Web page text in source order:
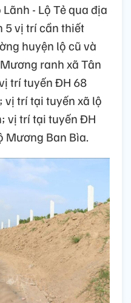
- Lộ Tẻ qua địa
5 vị trí cần thiết
huyện lộ cũ và
ranh xã Tân
trí tuyến ĐH 68
vị trí tại tuyến xã lộ
vị trí tại tuyến ĐH
Mương Ban Bìa.